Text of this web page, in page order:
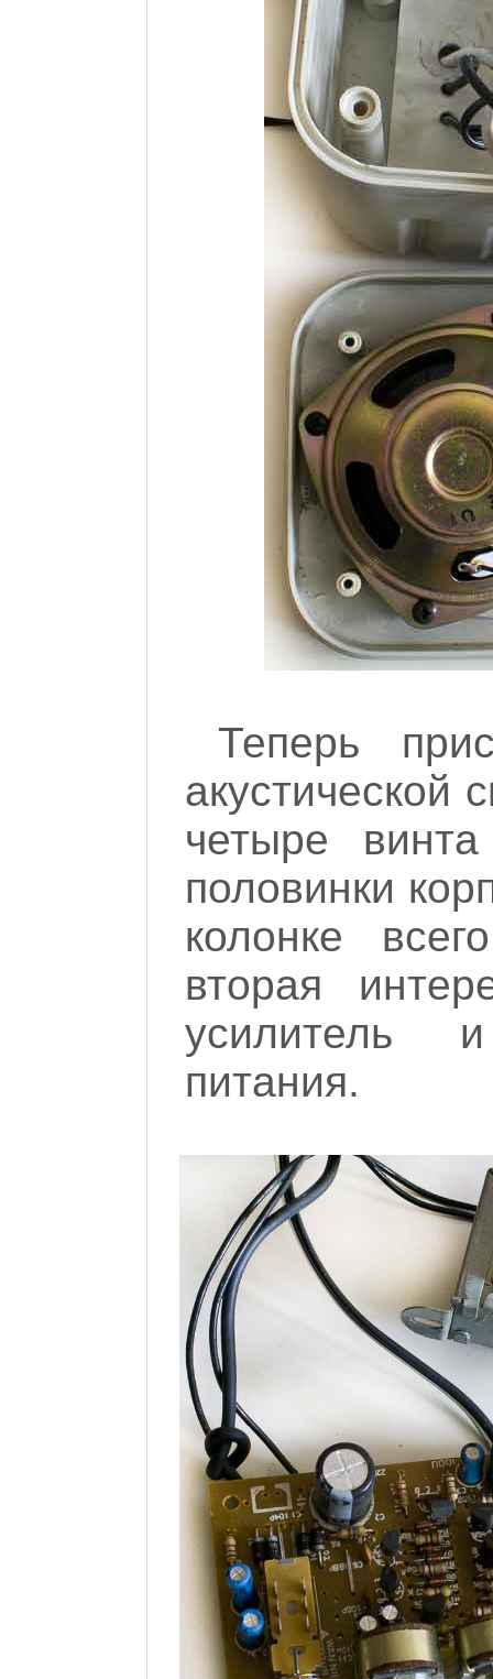
Теперь
акустической
четыре
половинки
колонке
вторая
усилитель
питания.